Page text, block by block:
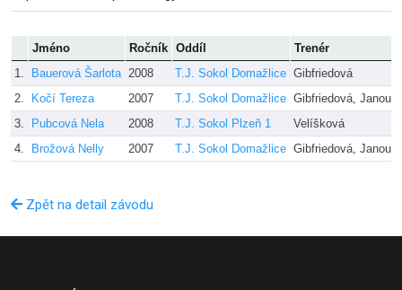
Jméno Ročník Oddíl
Trenér
1.
Bauerová Šarlota 2008 T.J. Sokol Domažlice Gibfriedová
2.
Kočí Tereza 2007 T.J. Sokol Domažlice Gibfriedová,
3.
Pubcová Nela 2008 T.J. Sokol Plzeň 1
Velíšková
4.
Brožová Nelly 2007 T.J. Sokol Domažlice Gibfriedová,
Zpět na detail závodu